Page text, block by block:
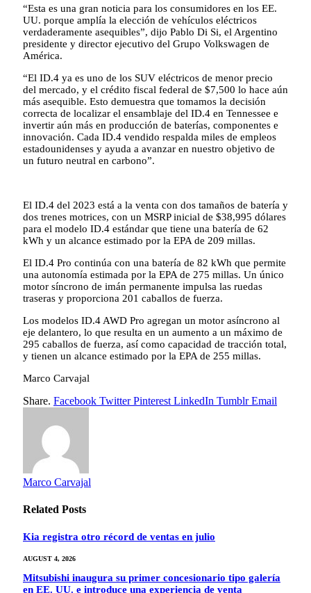
“Esta es una gran noticia para los consumidores en los EE.
UU. porque amplía la elección de vehículos eléctricos
verdaderamente asequibles”, dijo Pablo Di Si, el Argentino
presidente y director ejecutivo del Grupo Volkswagen de
América.
“El ID.4 ya es uno de los SUV eléctricos de menor precio
del mercado, y el crédito fiscal federal de $7,500 lo hace aún
más asequible. Esto demuestra que tomamos la decisión
correcta de localizar el ensamblaje del ID.4 en Tennessee e
invertir aún más en producción de baterías, componentes e
innovación. Cada ID.4 vendido respalda miles de empleos
estadounidenses y ayuda a avanzar en nuestro objetivo de
un futuro neutral en carbono”.
El ID.4 del 2023 está a la venta con dos tamaños de batería y
dos trenes motrices, con un MSRP inicial de $38,995 dólares
para el modelo ID.4 estándar que tiene una batería de 62
kWh y un alcance estimado por la EPA de 209 millas.
El ID.4 Pro continúa con una batería de 82 kWh que permite
una autonomía estimada por la EPA de 275 millas. Un único
motor síncrono de imán permanente impulsa las ruedas
traseras y proporciona 201 caballos de fuerza.
Los modelos ID.4 AWD Pro agregan un motor asíncrono al
eje delantero, lo que resulta en un aumento a un máximo de
295 caballos de fuerza, así como capacidad de tracción total,
y tienen un alcance estimado por la EPA de 255 millas.
Marco Carvajal
Share. Facebook Twitter Pinterest LinkedIn Tumblr Email
Marco Carvajal
Related Posts
Kia registra otro récord de ventas en julio
AUGUST 4, 2026
Mitsubishi inaugura su primer concesionario tipo galería
en EE. UU. e introduce una experiencia de venta